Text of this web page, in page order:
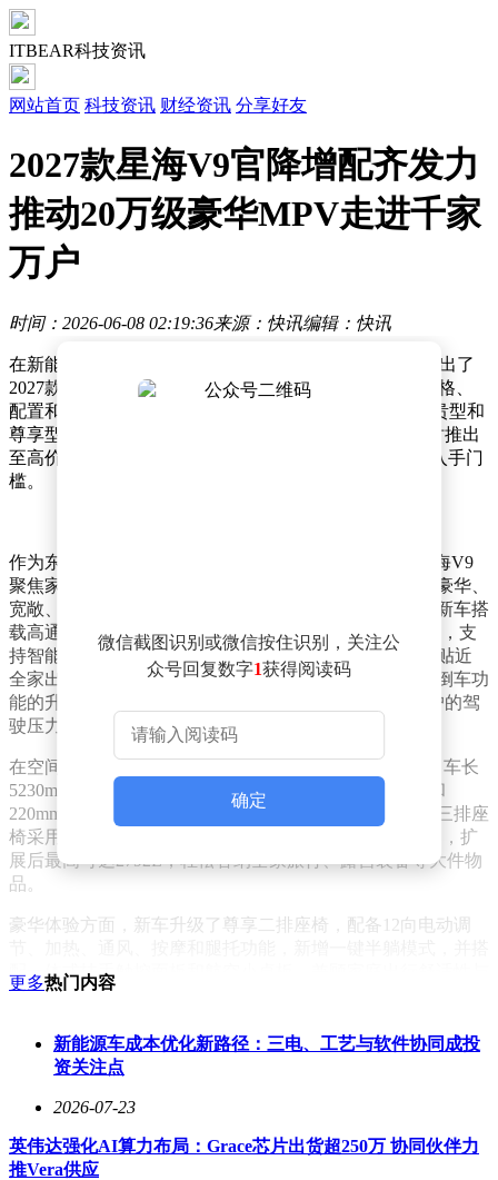
ITBEAR科技资讯
网站首页 科技资讯 财经资讯 分享好友
2027款星海V9官降增配齐发力
推动20万级豪华MPV走进千家
万户
时间：2026-06-08 02:19:36来源：快讯编辑：快讯
在新能源MPV市场竞争愈发激烈的背景下，东风柳汽推出了
2027款星海V9，以“豪华增配，一部到位”为核心，在价格、
配置和用户体验上实现全面升级。此次上市的200km尊贵型和
尊享型官方指导价分别降至22.99万元和20.69万元，同时推出
至高价值50000元的十重大礼，进一步降低豪华MPV的入手门
槛。
作为东风柳汽面向“十五五”阶段的重要产品，2027款星海V9
聚焦家庭用户对舒适、空间和智能化的更高需求，围绕豪华、
宽敞、智能、安全、无忧五大核心价值进行全面升级。新车搭
载高通骁龙8295P旗舰芯片，配合双15.6英寸交互娱乐屏，支
持智能问答、AI绘画和行程规划等功能，让车机交互更贴近
全家出行场景。同时，自动泊车、遥控泊车和50米循迹倒车功
能的升级，覆盖了100多种停车场景，有效缓解家庭用户的驾
驶压力。
在空间设计上，2027款星海V9延续了MPV的核心优势，车长
5230mm、轴距3018mm，配合同级最大的85.2%得房率和
220mm宽的二排通道，即使三排满员也能保持从容。第三排座
椅采用4/6比例下沉放平设计，满员时后备箱容积达593L，扩
展后最高可达2792L，轻松容纳全家旅行、露营装备等大件物
品。
豪华体验方面，新车升级了尊享二排座椅，配备12向电动调
配一体式扶手触控面板和航空小桌板，兼顾家庭出行舒适性与
商务接待体面性。前排主驾支持10向电动调节，主副驾均配备
出游、儿童饮品和商务接待等多元场景需求。
测、开门预警、倒车后向来车预警等主动安全功能，覆盖并
线、开门、倒车等高频风险场景。车身采用超70%高强钢和
微信截图识别或微信按住识别，关注公
众号回复数字1获得阅读码
确定
更多热门内容
新能源车成本优化新路径：三电、工艺与软件协同成投
资关注点
2026-07-23
英伟达强化AI算力布局：Grace芯片出货超250万 协同伙伴力
推Vera供应